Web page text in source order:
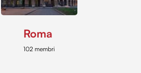
Roma
102 membri